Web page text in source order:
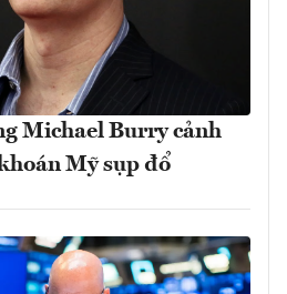
Michael Burry cảnh
Mỹ sụp đổ